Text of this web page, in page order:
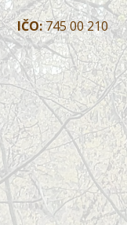
IČO:745 00 210